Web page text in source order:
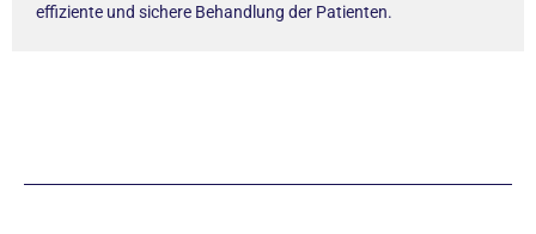
effiziente und sichere Behandlung der Patienten.